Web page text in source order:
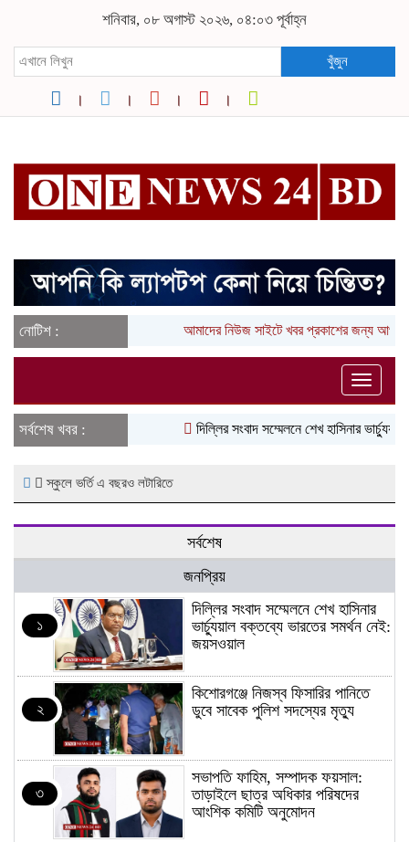
শনিবার, ০৮ অগাস্ট ২০২৬, ০৪:০৩ পূর্বাহ্ন
খুঁজুন
নোটিশ : আমাদের নিউজ সাইটে খবর প্রকাশের জন্য
Toggle
সর্বশেষ খবর :
দিল্লির সংবাদ সম্মেলনে শেখ হাসিনার
স্কুলে ভর্তি এ বছরও লটারিতে
সর্বশেষ
জনপ্রিয়
১
দিল্লির সংবাদ সম্মেলনে শেখ হাসিনার
ভার্চ্যুয়াল বক্তব্যে ভারতের সমর্থন নেই:
জয়সওয়াল
২
কিশোরগঞ্জে নিজস্ব ফিসারির পানিতে
ডুবে সাবেক পুলিশ সদস্যের মৃত্যু
৩
সভাপতি ফাহিম, সম্পাদক ফয়সাল:
তাড়াইলে ছাত্র অধিকার পরিষদের
আংশিক কমিটি অনুমোদন